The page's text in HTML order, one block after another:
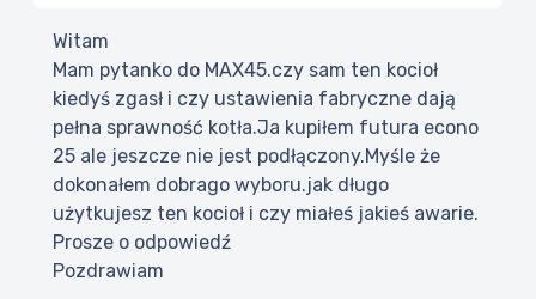
Witam
Mam pytanko do MAX45.czy sam ten kocioł
kiedyś zgasł i czy ustawienia fabryczne dają
pełna sprawność kotła.Ja kupiłem futura econo
25 ale jeszcze nie jest podłączony.Myśle że
dokonałem dobrago wyboru.jak długo
użytkujesz ten kocioł i czy miałeś jakieś awarie.
Prosze o odpowiedź
Pozdrawiam